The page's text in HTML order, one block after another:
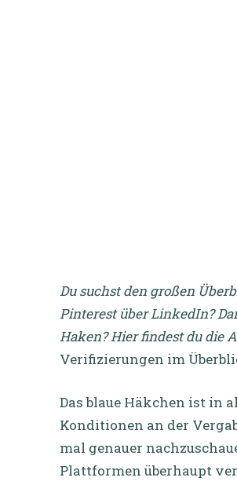
Du suchst den großen
Pinterest über LinkedIn?
Haken? Hier findest du die
Verifizierungen im
Das blaue Häkchen ist in
Konditionen an der
mal genauer
Plattformen überhaupt